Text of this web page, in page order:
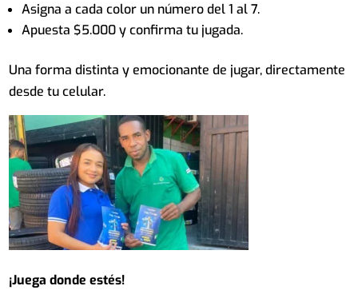
Asigna a cada color un número del 1 al 7.
Apuesta $5.000 y confirma tu jugada.
Una forma distinta y emocionante de jugar, directamente
desde tu celular.
¡Juega donde estés!